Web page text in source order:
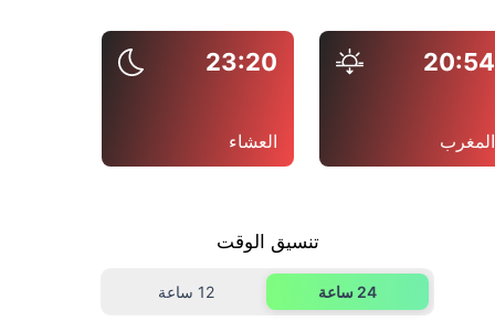
20:54
المغرب
23:20
العشاء
تنسيق الوقت
24 ساعة 12 ساعة